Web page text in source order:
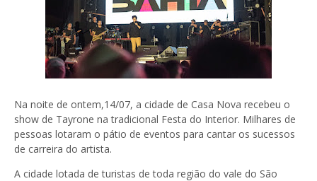
Na noite de ontem,14/07, a cidade de Casa Nova recebeu o
show de Tayrone na tradicional Festa do Interior. Milhares de
pessoas lotaram o pátio de eventos para cantar os sucessos
de carreira do artista.
A cidade lotada de turistas de toda região do vale do São